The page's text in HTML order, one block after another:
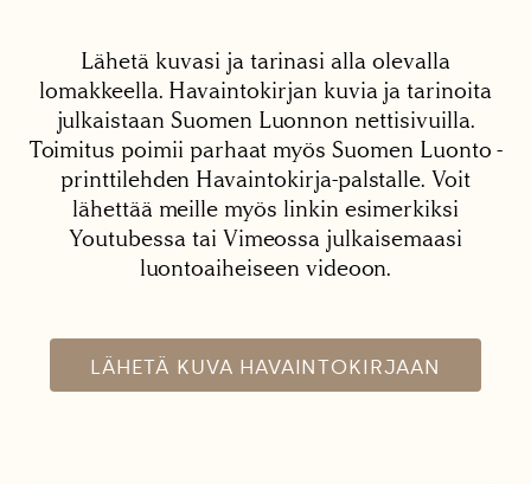
Lähetä kuvasi ja tarinasi alla olevalla
lomakkeella. Havaintokirjan kuvia ja tarinoita
julkaistaan Suomen Luonnon nettisivuilla.
Toimitus poimii parhaat myös Suomen Luonto -
printtilehden Havaintokirja-palstalle. Voit
lähettää meille myös linkin esimerkiksi
Youtubessa tai Vimeossa julkaisemaasi
luontoaiheiseen videoon.
LÄHETÄ KUVA HAVAINTOKIRJAAN